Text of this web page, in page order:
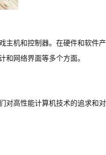
主机和控制器。在硬件和软件
网络界面等多个方面。
对高性能计算机技术的追求和